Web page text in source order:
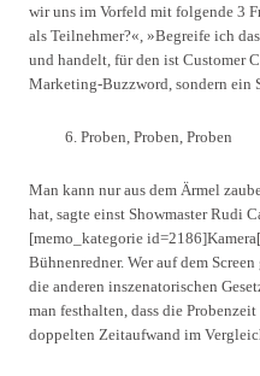
wir uns im Vorfeld mit folgende 3
als Teilnehmer?«, »Begreife ich
und handelt, für den ist Customer
Marketing-Buzzword, sondern ein
Proben, Proben, Proben
Man kann nur aus dem Ärmel
hat, sagte einst Showmaster Rudi
[memo_kategorie
Bühnenredner. Wer auf dem
die anderen inszenatorischen
man festhalten, dass die
doppelten Zeitaufwand im